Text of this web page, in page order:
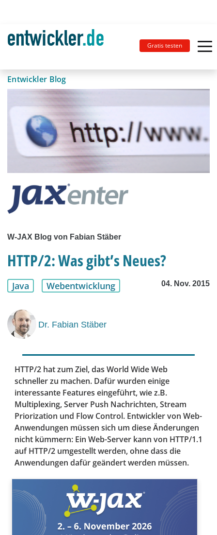
Gratis testen
Entwickler Blog
W-JAX Blog von Fabian Stäber
HTTP/2: Was gibt’s Neues?
Java Webentwicklung 04. Nov. 2015
Dr. Fabian Stäber
HTTP/2 hat zum Ziel, das World Wide Web
schneller zu machen. Dafür wurden einige
interessante Features eingeführt, wie z.B.
Multiplexing, Server Push Nachrichten, Stream
Priorization und Flow Control. Entwickler von Web-
Anwendungen müssen sich um diese Änderungen
nicht kümmern: Ein Web-Server kann von HTTP/1.1
auf HTTP/2 umgestellt werden, ohne dass die
Anwendungen dafür geändert werden müssen.